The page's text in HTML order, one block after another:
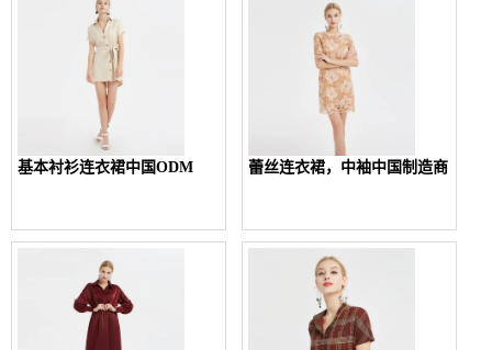
基本衬衫连衣裙中国ODM 蕾丝连衣裙，中袖中国制造商